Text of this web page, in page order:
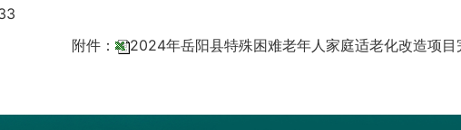
附件：
2024年岳阳县特殊困难老年人家庭适老化改造项